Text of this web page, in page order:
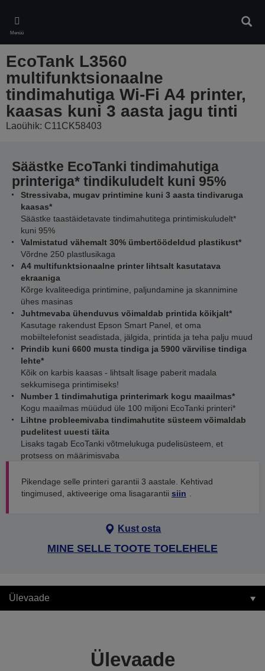
main
content
Menüü
EcoTank L3560
multifunktsionaalne
tindimahutiga Wi-Fi A4 printer,
kaasas kuni 3 aasta jagu tinti
Laoühik: C11CK58403
Säästke EcoTanki tindimahutiga
printeriga* tindikuludelt kuni 95%
Stressivaba, mugav printimine kuni 3 aasta tindivaruga
kaasas*
Säästke taastäidetavate tindimahutitega printimiskuludelt*
kuni 95%
Valmistatud vähemalt 30% ümbertöödeldud plastikust*
Võrdne 250 plastlusikaga
A4 multifunktsionaalne printer lihtsalt kasutatava
ekraaniga
Kõrge kvaliteediga printimine, paljundamine ja skannimine
ühes masinas
Juhtmevaba ühenduvus võimaldab printida kõikjalt*
Kasutage rakendust Epson Smart Panel, et oma
mobiiltelefonist seadistada, jälgida, printida ja teha palju muud
Prindib kuni 6600 musta tindiga ja 5900 värvilise tindiga
lehte*
Kõik on karbis kaasas - lihtsalt lisage paberit madala
sekkumisega printimiseks!
Number 1 tindimahutiga printerimark kogu maailmas*
Kogu maailmas müüdud üle 100 miljoni EcoTanki printeri*
Lihtne probleemivaba tindimahutite süsteem võimaldab
pudelitest uuesti täita
Lisaks tagab EcoTanki võtmelukuga pudelisüsteem, et
protsess on määrimisvaba
Pikendage selle printeri garantii 3 aastale. Kehtivad
tingimused, aktiveerige oma lisagarantii siin
Kust osta
MINE SELLE TOOTE TOELEHELE
Ülevaade
Ülevaade